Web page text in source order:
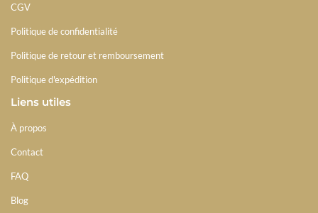
CGV
Politique de confidentialité
Politique de retour et remboursement
Politique d'expédition
Liens utiles
À propos
Contact
FAQ
Blog